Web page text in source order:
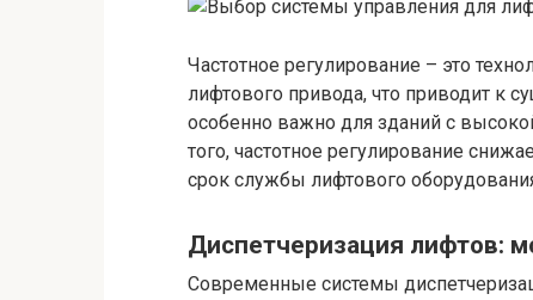
Частотное регулирование – это
лифтового привода, что приводит к
особенно важно для зданий с
того, частотное регулирование
срок службы лифтового
Диспетчеризация лифтов:
Современные системы